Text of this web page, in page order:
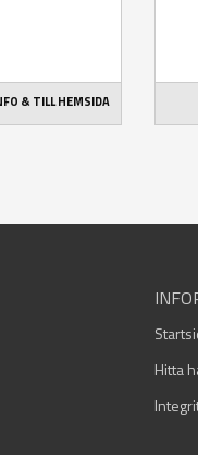
& TILL HEMSIDA
Hitta